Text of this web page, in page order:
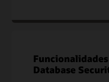
Database